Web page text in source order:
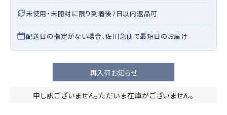
未使用・未開封に限り到着後7日以内返品可
配送日の指定がない場合、佐川急便で最短日のお届け
再入荷お知らせ
申し訳ございません。ただいま在庫がございません。